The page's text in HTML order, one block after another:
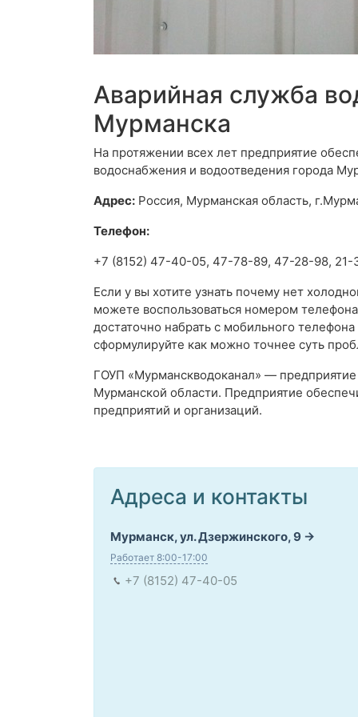
Аварийная служба
Мурманска
На протяжении всех лет предприятие
водоснабжения и водоотведения города
Адрес: Россия, Мурманская область,
Телефон:
+7 (8152) 47-40-05, 47-78-89, 47-28-98, 21-
Если у вы хотите узнать почему нет
можете воспользоваться номером
достаточно набрать с мобильного
сформулируйте как можно точнее суть
ГОУП «Мурманскводоканал» —
Мурманской области. Предприятие
предприятий и организаций.
Адреса и контакты
Мурманск, ул. Дзержинского, 9
Работает 8:00-17:00
+7 (8152) 47-40-05